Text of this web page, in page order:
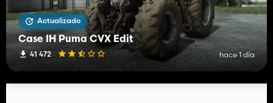
Actualizado
Case IH Puma CVX Edit
41 472 hace 1 día